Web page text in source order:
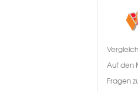
Auf den
Fragen